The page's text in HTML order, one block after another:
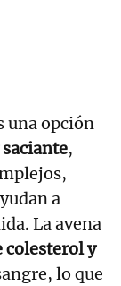
una opción
saciante,
a
La avena
colesterol y
lo que